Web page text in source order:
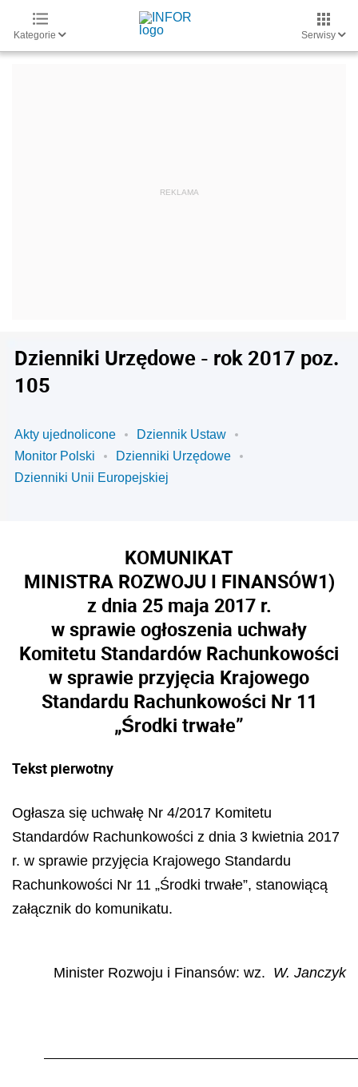
Kategorie Serwisy
Dzienniki Urzędowe - rok 2017 poz.
105
Akty ujednolicone
Dziennik Ustaw
Monitor Polski
Dzienniki Urzędowe
Dzienniki Unii Europejskiej
KOMUNIKAT
MINISTRA ROZWOJU I FINANSÓW1)
z dnia 25 maja 2017 r.
w sprawie ogłoszenia uchwały
Komitetu Standardów Rachunkowości
w sprawie przyjęcia Krajowego
Standardu Rachunkowości Nr 11
„Środki trwałe”
Tekst pierwotny
Ogłasza się uchwałę Nr 4/2017 Komitetu
Standardów Rachunkowości z dnia 3 kwietnia 2017
r. w sprawie przyjęcia Krajowego Standardu
Rachunkowości Nr 11 „Środki trwałe”, stanowiącą
załącznik do komunikatu.
Minister Rozwoju i Finansów: wz. W. Janczyk